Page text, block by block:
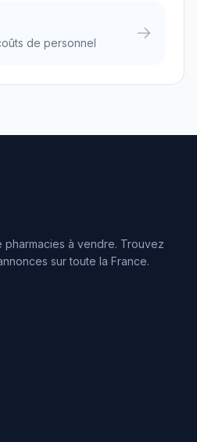
de personnel
à vendre. Trouvez
sur toute la France.